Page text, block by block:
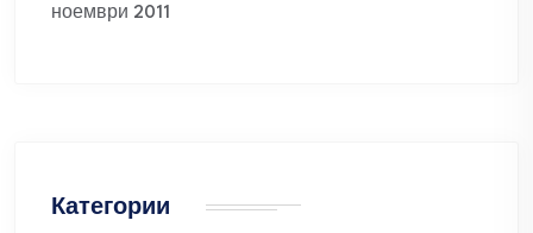
ноември 2011
Категории